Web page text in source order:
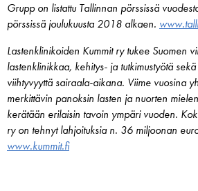
Grupp on listattu Tallinnan pörssissä
pörssissä joulukuusta 2018 alkaen.
Lastenklinikoiden Kummit ry tukee Suomen
lastenklinikkaa, kehitys- ja tutkimustyötä
viihtyvyyttä sairaala-aikana. Viime vuosina
merkittävin panoksin lasten ja nuorten
kerätään erilaisin tavoin ympäri vuoden.
ry on tehnyt lahjoituksia n. 36 miljoonan
www.kummit.fi